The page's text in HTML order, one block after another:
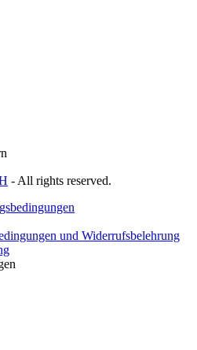
- All rights reserved.
und Widerrufsbelehrung